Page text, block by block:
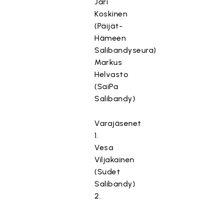
Koskinen
(Päijät-
Hämeen
Salibandyseura)
Markus
Helvasto
(SaiPa
Salibandy)
Varajäsenet
1.
Vesa
Viljakainen
(Sudet
Salibandy)
2.